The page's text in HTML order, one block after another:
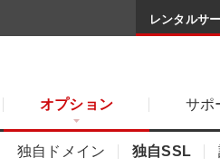
レンタルサ
オプション
独自ドメイン 独自SSL
サポ